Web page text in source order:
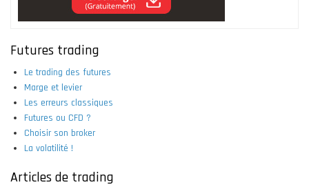
Futures trading
Le trading des futures
Marge et levier
Les erreurs classiques
Futures ou CFD ?
Choisir son broker
La volatilité !
Articles de trading